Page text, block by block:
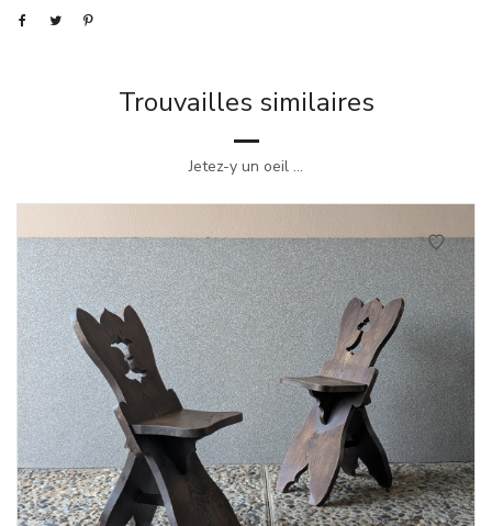
Trouvailles similaires
Jetez-y un oeil ...